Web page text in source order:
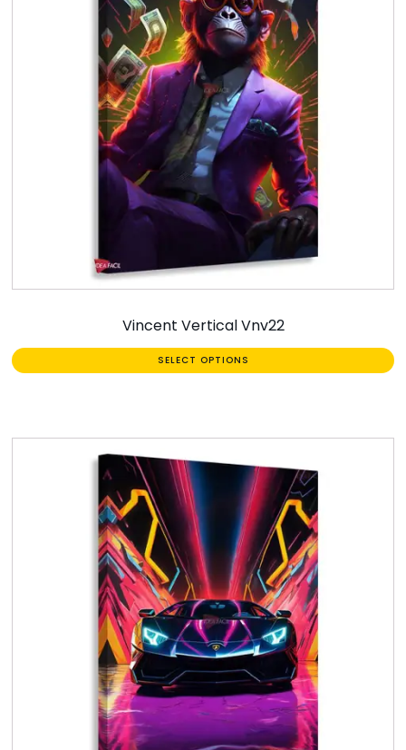
Vincent Vertical Vnv22
SELECT OPTIONS